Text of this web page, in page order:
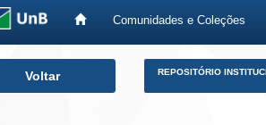
Comunidades e Coleções
Voltar REPOSITÓRIO